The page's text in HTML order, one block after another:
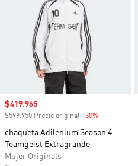
Precio de venta
$419.965
$599.950 Precio original -30%
chaqueta Adilenium Season 4
Teamgeist Extragrande
Mujer Originals